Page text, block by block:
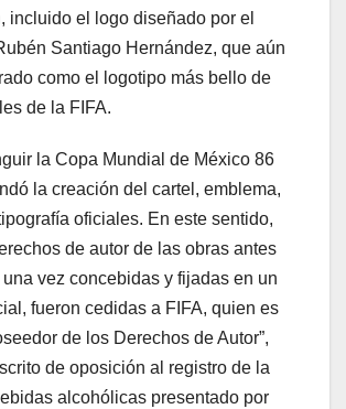
incluido el logo diseñado por el
Santiago Hernández, que aún
como el logotipo más bello de
de la FIFA.
la Copa Mundial de México 86
la creación del cartel, emblema,
oficiales. En este sentido,
de autor de las obras antes
vez concebidas y fijadas en un
fueron cedidas a FIFA, quien es
de los Derechos de Autor”,
de oposición al registro de la
alcohólicas presentado por